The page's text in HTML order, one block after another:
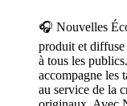
🎧 Nouvelles
produit et diffuse
à tous les
accompagne les
au service de la